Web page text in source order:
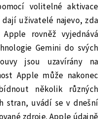
volitelné aktivace
uživatelé najevo, zda
rovněž vyjednává
Gemini do svých
jsou uzavírány na
Apple může nakonec
několik různých
stran, uvádí se v dnešní